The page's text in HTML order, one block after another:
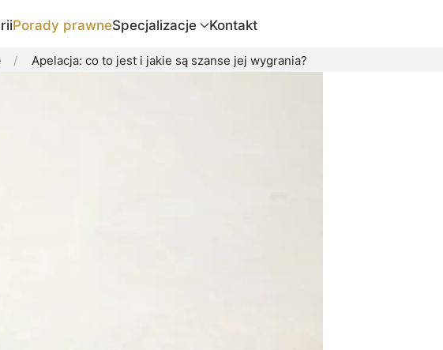
Porady prawneSpecjalizacje Kontakt
Apelacja: co to jest i jakie są szanse jej wygrania?